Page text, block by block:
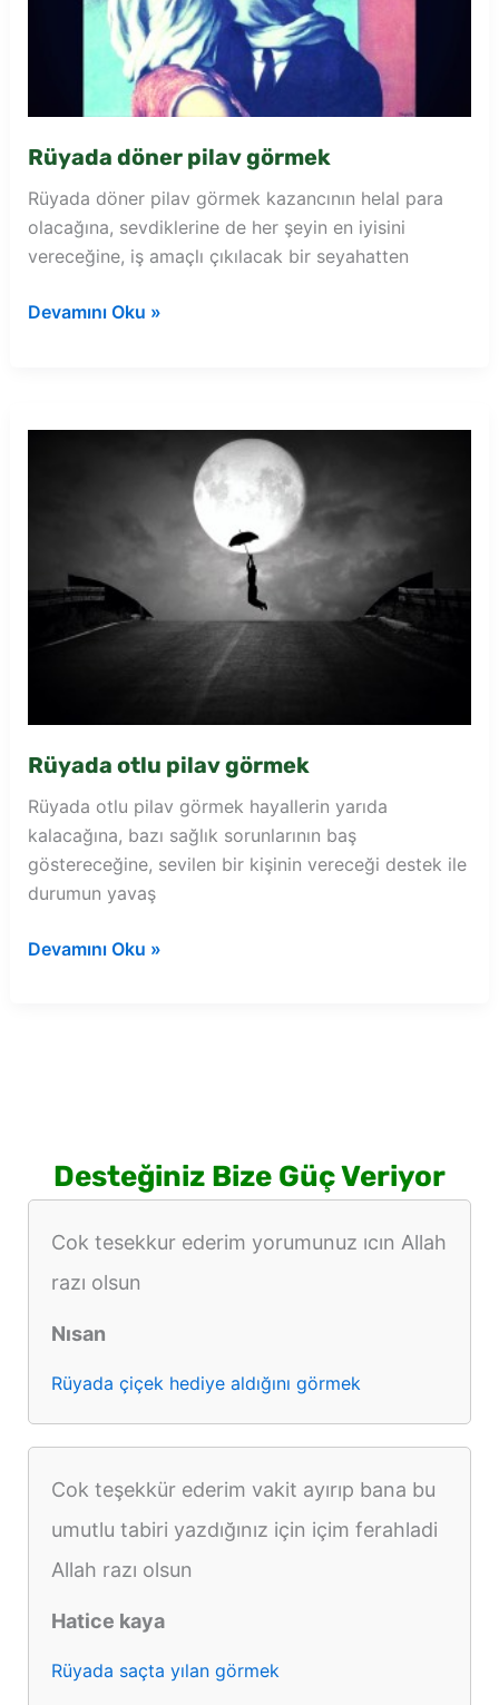
Rüyada döner pilav görmek
Rüyada döner pilav görmek kazancının helal para
olacağına, sevdiklerine de her şeyin en iyisini
vereceğine, iş amaçlı çıkılacak bir seyahatten
Rüyada
Devamını Oku »
Rüyada otlu pilav görmek
Rüyada otlu pilav görmek hayallerin yarıda
kalacağına, bazı sağlık sorunlarının baş
göstereceğine, sevilen bir kişinin vereceği destek ile
durumun yavaş
Rüyada
Devamını Oku »
Desteğiniz Bize Güç Veriyor
Cok tesekkur ederim yorumunuz ıcın Allah
razı olsun
Nısan
Rüyada çiçek hediye aldığını görmek
Cok teşekkür ederim vakit ayırıp bana bu
umutlu tabiri yazdığınız için içim ferahladi
Allah razı olsun
Hatice kaya
Rüyada saçta yılan görmek